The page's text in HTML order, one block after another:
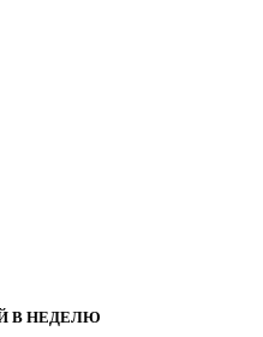
В НЕДЕЛЮ